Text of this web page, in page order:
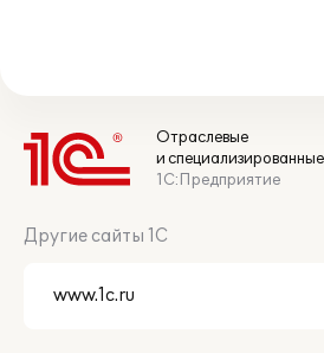
Отраслевые
и
1С:Предприятие
Другие сайты 1С